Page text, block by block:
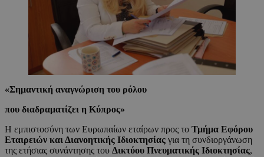
«Σημαντική αναγνώριση του ρόλου
που διαδραματίζει η Κύπρος»
Η εμπιστοσύνη των Ευρωπαίων εταίρων προς το Τμήμα Εφόρου
Εταιρειών και Διανοητικής Ιδιοκτησίας για τη συνδιοργάνωση
της ετήσιας συνάντησης του Δικτύου Πνευματικής Ιδιοκτησίας,